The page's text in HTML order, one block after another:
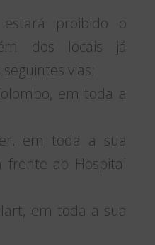
proibido o
dos locais já
vias:
em toda a
em toda a sua
frente ao Hospital
em toda a sua